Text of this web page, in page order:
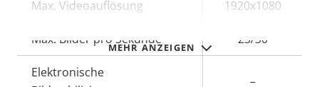
MEHR ANZEIGEN
Eigentumsbeschreibung Eigentumswert
Max. Videoauflösung 1920x1080
Max. Bilder pro Sekunde 25/30
Elektronische
–